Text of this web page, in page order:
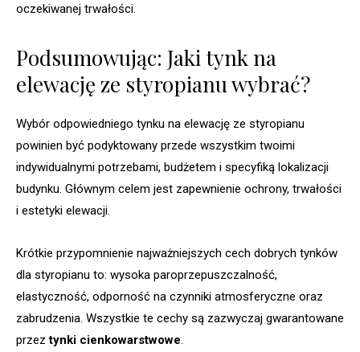
oczekiwanej trwałości.
Podsumowując: Jaki tynk na
elewację ze styropianu wybrać?
Wybór odpowiedniego tynku na elewację ze styropianu
powinien być podyktowany przede wszystkim twoimi
indywidualnymi potrzebami, budżetem i specyfiką lokalizacji
budynku. Głównym celem jest zapewnienie ochrony, trwałości
i estetyki elewacji.
Krótkie przypomnienie najważniejszych cech dobrych tynków
dla styropianu to: wysoka paroprzepuszczalność,
elastyczność, odporność na czynniki atmosferyczne oraz
zabrudzenia. Wszystkie te cechy są zazwyczaj gwarantowane
przeztynki cienkowarstwowe.